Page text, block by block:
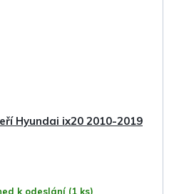
Hyundai ix20 2010-2019
k odeslání (1 ks)